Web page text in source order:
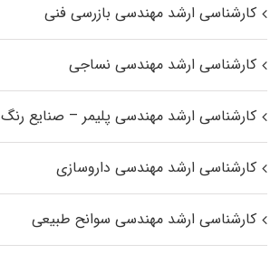
کارشناسی ارشد مهندسی بازرسی فنی
کارشناسی ارشد مهندسی نساجی
کارشناسی ارشد مهندسی پلیمر – صنایع رنگ
کارشناسی ارشد مهندسی داروسازی
کارشناسی ارشد مهندسی سوانح طبیعی